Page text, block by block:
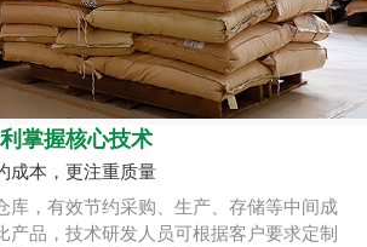
掌握核心技术
成本，更注重质量
库，有效节约采购、生产、存储等中间成
产品，技术研发人员可根据客户要求定制